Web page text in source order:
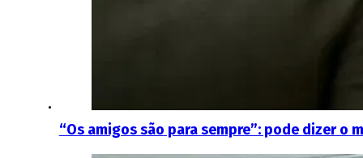
“Os amigos são para sempre”: pode dizer o